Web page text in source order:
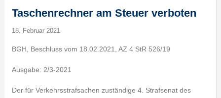
Taschenrechner am Steuer verboten
18. Februar 2021
BGH, Beschluss vom 18.02.2021, AZ 4 StR 526/19
Ausgabe: 2/3-2021
Der für Verkehrsstrafsachen zuständige 4. Strafsenat des